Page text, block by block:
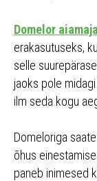
Domelor aiamaja
erakasutuseks,
selle
jaoks pole
ilm seda kogu
Domeloriga
õhus
paneb inimesed